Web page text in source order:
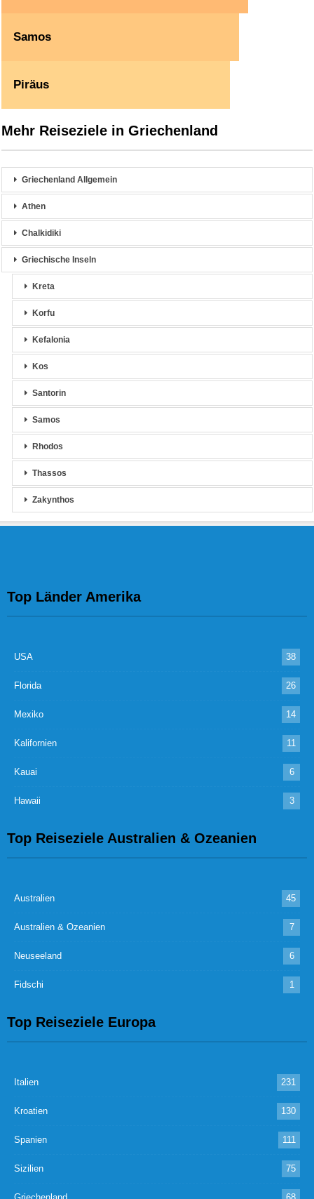
Samos
Piräus
Mehr Reiseziele in Griechenland
Griechenland Allgemein
Athen
Chalkidiki
Griechische Inseln
Kreta
Korfu
Kefalonia
Kos
Santorin
Samos
Rhodos
Thassos
Zakynthos
Top Länder Amerika
USA 38
Florida 26
Mexiko 14
Kalifornien 11
Kauai 6
Hawaii 3
Top Reiseziele Australien & Ozeanien
Australien 45
Australien & Ozeanien 7
Neuseeland 6
Fidschi 1
Top Reiseziele Europa
Italien 231
Kroatien 130
Spanien 111
Sizilien 75